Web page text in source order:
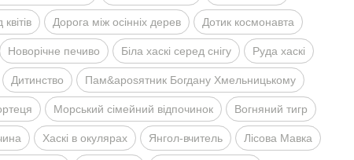
квiтiв Дорога мiж осiннiх дерев Дотик космонавта
Новорiчне печиво Бiла хаскi серед снiгу Руда хаскi
Дитинство Пам&aposятник Богдану Хмельницькому
Морський сiмейний вiдпочинок Вогняний тигр
Хаскi в окулярах Янгол-вчитель Лiсова Мавка